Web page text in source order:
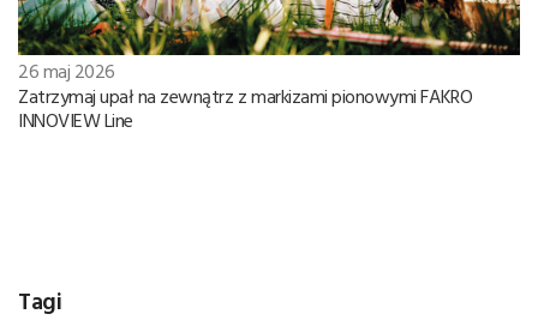
26 maj 2026
Zatrzymaj upał na zewnątrz z markizami pionowymi FAKRO
INNOVIEW Line
Tagi